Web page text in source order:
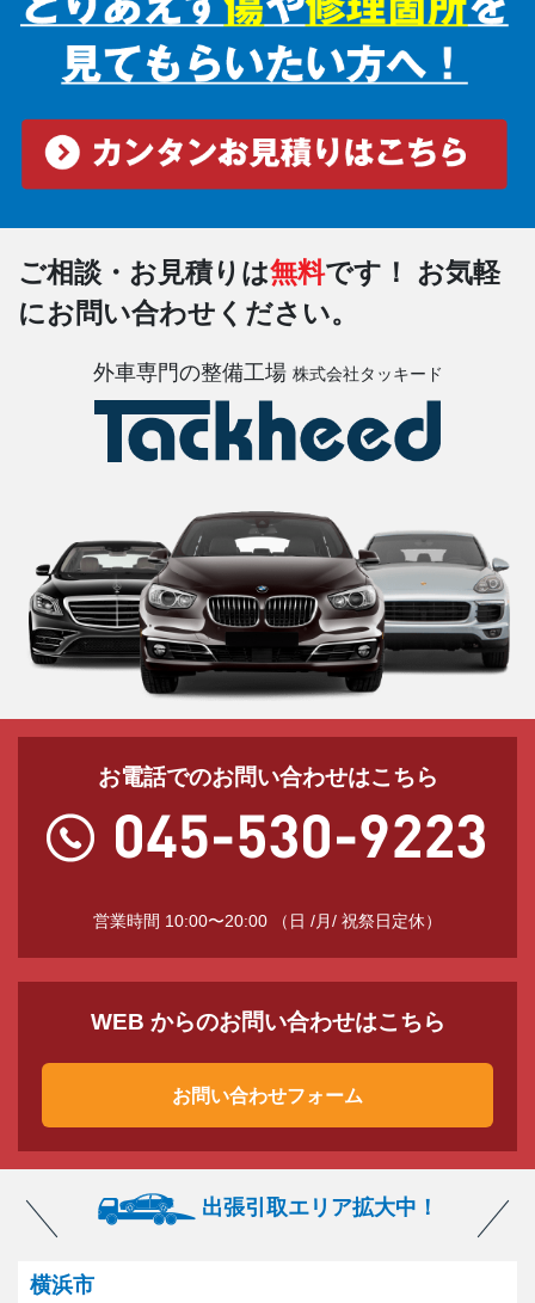
ご相談・お見積りは無料です！
お気軽
にお問い合わせください。
外車専門の整備工場 株式会社タッキード
お電話でのお問い合わせはこちら
営業時間 10:00〜20:00 （日 /月/ 祝祭日定休）
WEB からのお問い合わせはこちら
お問い合わせフォーム
出張引取エリア拡大中！
横浜市